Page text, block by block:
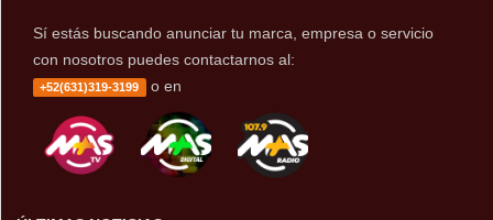
Sí estás buscando anunciar tu marca, empresa o servicio
con nosotros puedes contactarnos al:
+52(631)319-3199 o en